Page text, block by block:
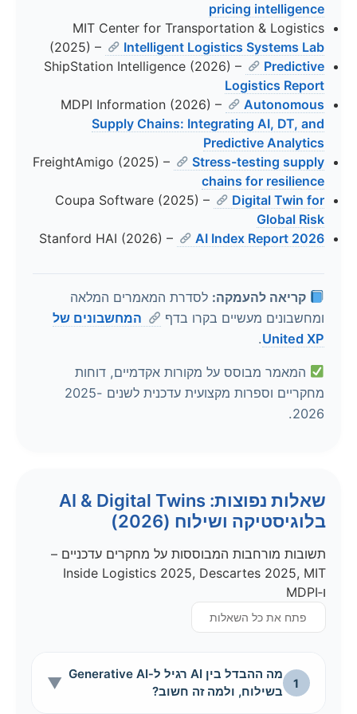
pricing intelligence
MIT Center for Transportation & Logistics
(2025) –
Intelligent Logistics Systems Lab
ShipStation Intelligence (2026) –
Predictive
Logistics Report
MDPI Information (2026) –
Autonomous
Supply Chains: Integrating AI, DT, and
Predictive Analytics
FreightAmigo (2025) –
Stress-testing supply
chains for resilience
Coupa Software (2025) –
Digital Twin for
Global Risk
Stanford HAI (2026) –
AI Index Report 2026
קריאה להעמקה: לסדרת המאמרים המלאה
ומחשבונים מעשיים בקרו בדף
המחשבונים של
United XP
.
המאמר מבוסס על מקורות אקדמיים, דוחות
מחקריים וספרות מקצועית עדכנית לשנים 2025-
2026.
שאלות נפוצות: AI & Digital Twins
בלוגיסטיקה ושילוח (2026)
תשובות מורחבות המבוססות על מחקרים עדכניים –
Inside Logistics 2025, Descartes 2025, MIT
ו‑MDPI
פתח את כל השאלות
1
מה ההבדל בין AI רגיל ל‑Generative AI
בשילוח, ולמה זה חשוב?
▼